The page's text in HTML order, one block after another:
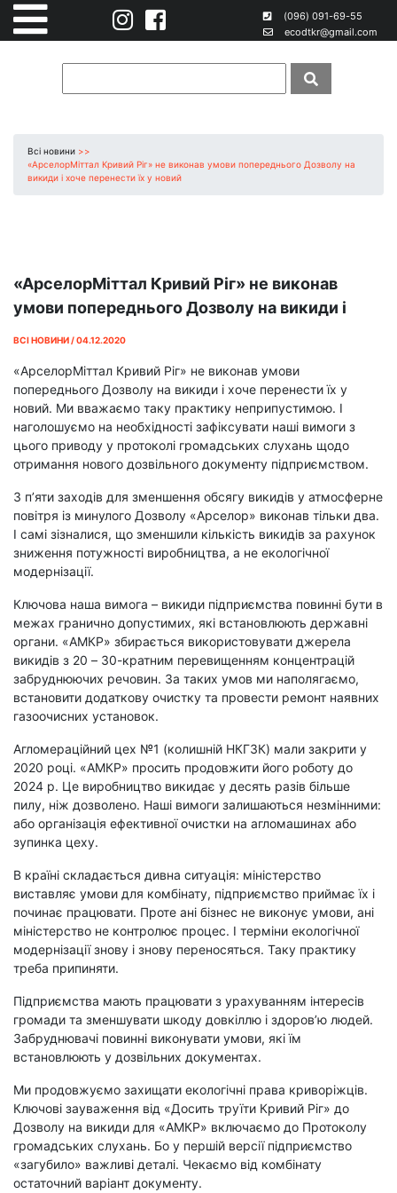
(096) 091-69-55
ecodtkr@gmail.com
Всі новини >>
«АрселорМіттал Кривий Ріг» не виконав умови попереднього Дозволу на
викиди і хоче перенести їх у новий
«АрселорМіттал Кривий Ріг» не виконав
умови попереднього Дозволу на викиди і
ВСІ НОВИНИ / 04.12.2020
«АрселорМіттал Кривий Ріг» не виконав умови
попереднього Дозволу на викиди і хоче перенести їх у
новий. Ми вважаємо таку практику неприпустимою. І
наголошуємо на необхідності зафіксувати наші вимоги з
цього приводу у протоколі громадських слухань щодо
отримання нового дозвільного документу підприємством.
З п’яти заходів для зменшення обсягу викидів у атмосферне
повітря із минулого Дозволу «Арселор» виконав тільки два.
І самі зізналися, що зменшили кількість викидів за рахунок
зниження потужності виробництва, а не екологічної
модернізації.
Ключова наша вимога – викиди підприємства повинні бути в
межах гранично допустимих, які встановлюють державні
органи. «АМКР» збирається використовувати джерела
викидів з 20 – 30-кратним перевищенням концентрацій
забруднюючих речовин. За таких умов ми наполягаємо,
встановити додаткову очистку та провести ремонт наявних
газоочисних установок.
Агломераційний цех №1 (колишній НКГЗК) мали закрити у
2020 році. «АМКР» просить продовжити його роботу до
2024 р. Це виробництво викидає у десять разів більше
пилу, ніж дозволено. Наші вимоги залишаються незмінними:
або організація ефективної очистки на агломашинах або
зупинка цеху.
В країні складається дивна ситуація: міністерство
виставляє умови для комбінату, підприємство приймає їх і
починає працювати. Проте ані бізнес не виконує умови, ані
міністерство не контролює процес. І терміни екологічної
модернізації знову і знову переносяться. Таку практику
треба припиняти.
Підприємства мають працювати з урахуванням інтересів
громади та зменшувати шкоду довкіллю і здоров’ю людей.
Забруднювачі повинні виконувати умови, які їм
встановлюють у дозвільних документах.
Ми продовжуємо захищати екологічні права криворіжців.
Ключові зауваження від «Досить труїти Кривий Ріг» до
Дозволу на викиди для «АМКР» включаємо до Протоколу
громадських слухань. Бо у першій версії підприємство
«загубило» важливі деталі. Чекаємо від комбінату
остаточний варіант документу.